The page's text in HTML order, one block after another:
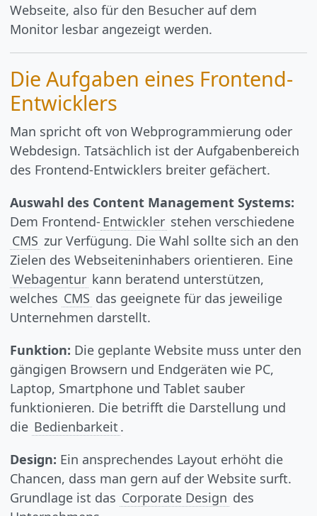
Webseite, also für den Besucher auf dem
Monitor lesbar angezeigt werden.
Die Aufgaben eines Frontend-
Entwicklers
Man spricht oft von Webprogrammierung oder
Webdesign. Tatsächlich ist der Aufgabenbereich
des Frontend-Entwicklers breiter gefächert.
Auswahl des Content Management Systems:
Dem Frontend- Entwickler stehen verschiedene
CMS zur Verfügung. Die Wahl sollte sich an den
Zielen des Webseiteninhabers orientieren. Eine
Webagentur kann beratend unterstützen,
welches CMS das geeignete für das jeweilige
Unternehmen darstellt.
Funktion: Die geplante Website muss unter den
gängigen Browsern und Endgeräten wie PC,
Laptop, Smartphone und Tablet sauber
funktionieren. Die betrifft die Darstellung und
die Bedienbarkeit .
Design: Ein ansprechendes Layout erhöht die
Chancen, dass man gern auf der Website surft.
Grundlage ist das Corporate Design des